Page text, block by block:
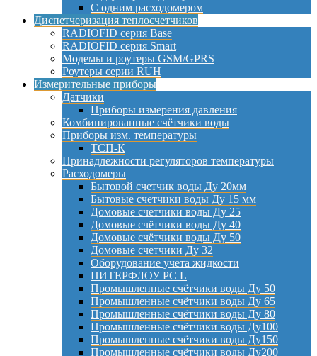
С одним расходомером
Диспетчеризация теплосчетчиков
RADIOFID серия Base
RADIOFID серия Smart
Модемы и роутеры GSM/GPRS
Роутеры серии RUH
Измерительные приборы
Датчики
Приборы измерения давления
Комбинированные счётчики воды
Приборы изм. температуры
ТСП-К
Принадлежности регуляторов температуры
Расходомеры
Бытовой счетчик воды Ду 20мм
Бытовые счетчики воды Ду 15 мм
Домовые счетчики воды Ду 25
Домовые счётчики воды Ду 40
Домовые счётчики воды Ду 50
Домовые счетчики Ду 32
Оборудование учета жидкости
ПИТЕРФЛОУ РС L
Промышленные счётчики воды Ду 50
Промышленные счётчики воды Ду 65
Промышленные счётчики воды Ду 80
Промышленные счётчики воды Ду100
Промышленные счётчики воды Ду150
Промышленные счётчики воды Ду200